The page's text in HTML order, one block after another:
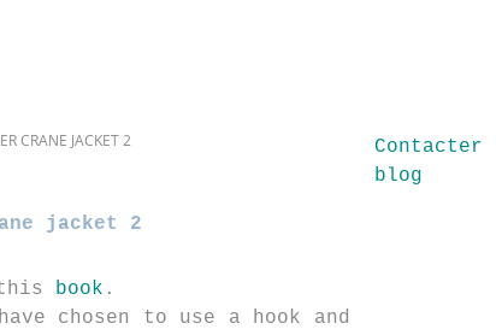
CRANE JACKET 2
jacket 2
book .
chosen to use a hook and
blog